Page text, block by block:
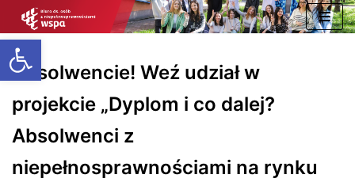
Open toolbar
Skip
to
content
Absolwencie! Weź udział w
projekcie „Dyplom i co dalej?
Absolwenci z
niepełnosprawnościami na rynku